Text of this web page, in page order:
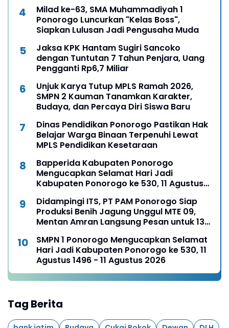
Milad ke-63, SMA Muhammadiyah 1
Ponorogo Luncurkan "Kelas Boss",
Siapkan Lulusan Jadi Pengusaha Muda
Jaksa KPK Hantam Sugiri Sancoko
dengan Tuntutan 7 Tahun Penjara, Uang
Pengganti Rp6,7 Miliar
Unjuk Karya Tutup MPLS Ramah 2026,
SMPN 2 Kauman Tanamkan Karakter,
Budaya, dan Percaya Diri Siswa Baru
Dinas Pendidikan Ponorogo Pastikan Hak
Belajar Warga Binaan Terpenuhi Lewat
MPLS Pendidikan Kesetaraan
Bapperida Kabupaten Ponorogo
Mengucapkan Selamat Hari Jadi
Kabupaten Ponorogo ke 530, 11 Agustus
Didampingi ITS, PT PAM Ponorogo Siap
Produksi Benih Jagung Unggul MTE 09,
Mentan Amran Langsung Pesan untuk 13
SMPN 1 Ponorogo Mengucapkan Selamat
Hari Jadi Kabupaten Ponorogo ke 530, 11
Agustus 1496 - 11 Agustus 2026
Tag Berita